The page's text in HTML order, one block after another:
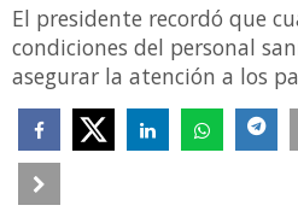
El presidente recordó que
condiciones del personal
asegurar la atención a los